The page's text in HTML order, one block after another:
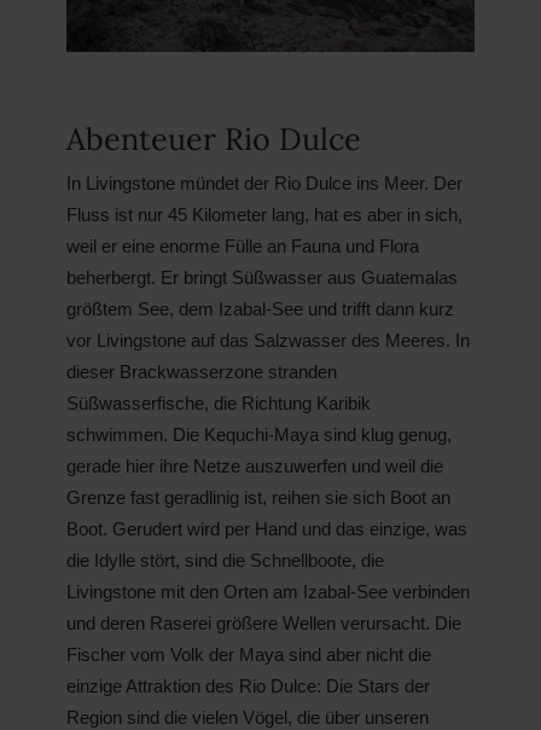
Abenteuer Rio Dulce
In Livingstone mündet der Rio Dulce ins Meer. Der
Fluss ist nur 45 Kilometer lang, hat es aber in sich,
weil er eine enorme Fülle an Fauna und Flora
beherbergt. Er bringt Süßwasser aus Guatemalas
größtem See, dem Izabal-See und trifft dann kurz
vor Livingstone auf das Salzwasser des Meeres. In
dieser Brackwasserzone stranden
Süßwasserfische, die Richtung Karibik
schwimmen. Die Kequchi-Maya sind klug genug,
gerade hier ihre Netze auszuwerfen und weil die
Grenze fast geradlinig ist, reihen sie sich Boot an
Boot. Gerudert wird per Hand und das einzige, was
die Idylle stört, sind die Schnellboote, die
Livingstone mit den Orten am Izabal-See verbinden
und deren Raserei größere Wellen verursacht. Die
Fischer vom Volk der Maya sind aber nicht die
einzige Attraktion des Rio Dulce: Die Stars der
Region sind die vielen Vögel, die über unseren